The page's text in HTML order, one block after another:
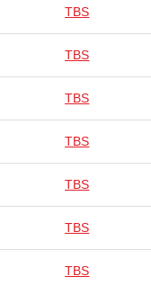
TBS
TBS
TBS
TBS
TBS
TBS
TBS